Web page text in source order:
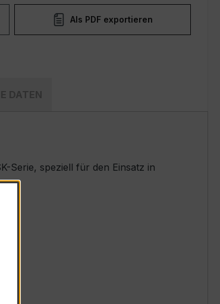
Als PDF exportieren
DATEN
Serie, speziell für den Einsatz in